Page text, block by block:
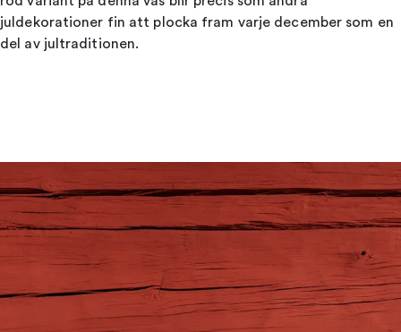
juldekorationer fin att plocka fram varje december som en
del av jultraditionen.